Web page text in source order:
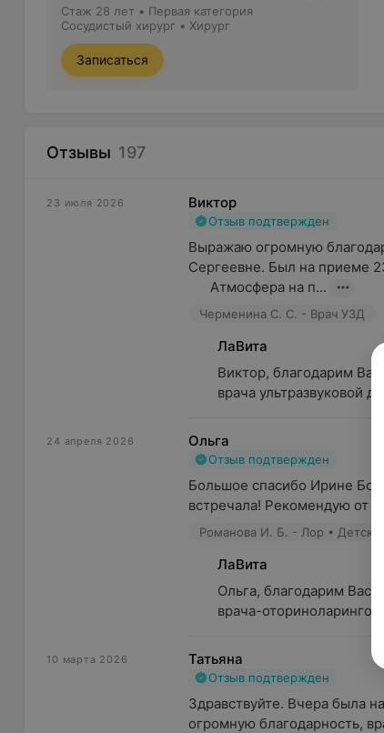
Стаж 28 лет • Первая категория
Сосудистый хирург • Хирург
Записаться
Отзывы 197
23 июля 2026 Виктор
Отзыв подтвержден
Выражаю огромную
Сергеевне. Был на приеме
      Атмосфера на п...
Черменина С. С. - Врач УЗД
ЛаВита
Виктор, благодарим Вас
врача ультразвуковой
24 апреля 2026 Ольга
Отзыв подтвержден
Большое спасибо Ирине
встречала! Рекомендую от
Романова И. Б. - Лор •
ЛаВита
Ольга, благодарим Вас
врача-
10 марта 2026 Татьяна
Отзыв подтвержден
Здравствуйте. Вчера была
огромную благодарность,